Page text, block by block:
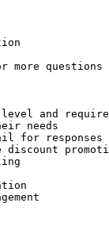
questions
and
needs
for responses